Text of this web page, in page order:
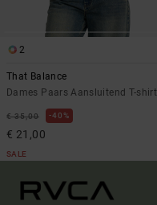
2
That Balance
Dames Paars Aansluitend T-shirt
€ 35,00 40%
€ 21,00
SALE